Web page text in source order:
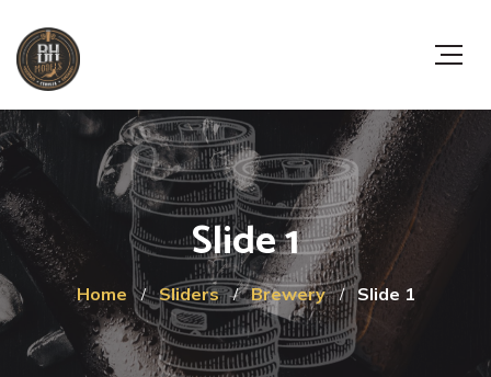
Slide 1
Home Sliders Brewery Slide 1